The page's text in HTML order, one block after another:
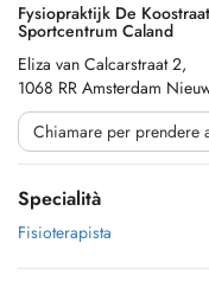
Fysiopraktijk De
Sportcentrum Caland
Eliza van Calcarstraat 2,
1068 RR Amsterdam
Chiamare per prendere
Specialità
Fisioterapista